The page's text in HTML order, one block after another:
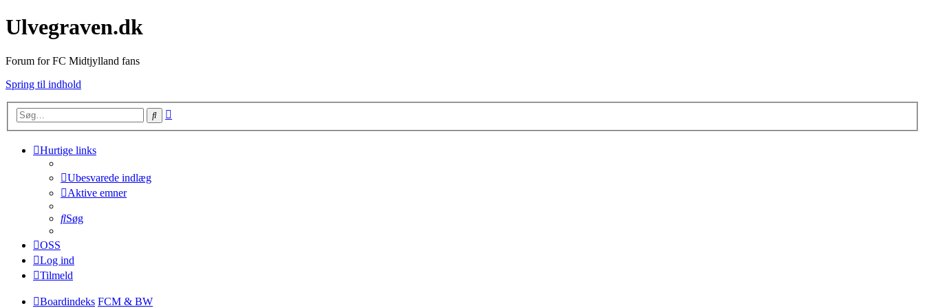
Ulvegraven.dk
Forum for FC Midtjylland fans
Spring til indhold
Søg
Hurtige links
Ubesvarede indlæg
Aktive emner
Søg
OSS
Log ind
Tilmeld
Boardindeks FCM & BW